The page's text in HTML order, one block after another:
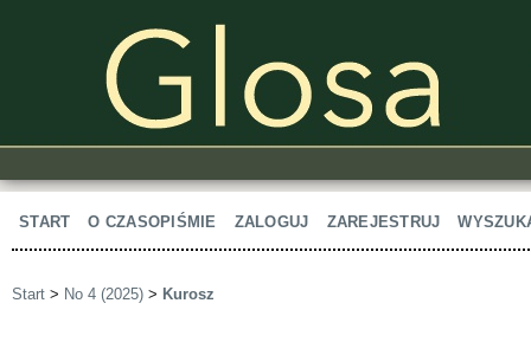
START O CZASOPIŚMIE ZALOGUJ ZAREJESTRUJ
Start > No 4 (2025) > Kurosz